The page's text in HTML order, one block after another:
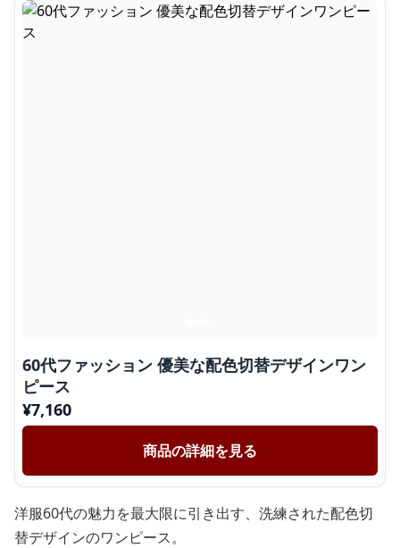
60代ファッション 優美な配色切替デザインワン
ピース
¥7,160
商品の詳細を見る
洋服60代の魅力を最大限に引き出す、洗練された配色切
替デザインのワンピース。